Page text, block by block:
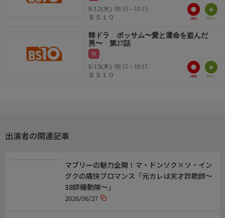
8/12(水) 09:15～10:15
ＢＳ１０
韓ドラ ポッサム〜愛と運命を盗んだ
男〜 第27話
無
8/13(木) 09:15～10:15
ＢＳ１０
出演者の関連記事
マブリーの魅力全開！マ・ドンソク×ソ・イン
グクの痛快ブロマンス「元カレは天才詐欺師〜
38師機動隊〜」
2026/06/27